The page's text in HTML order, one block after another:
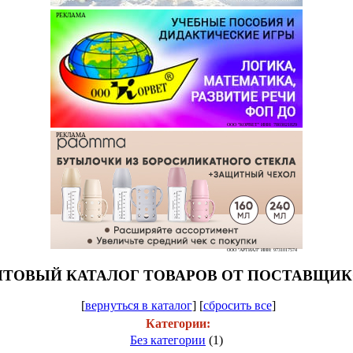
РЕКЛАМА
ООО "КОРВЕТ" ИНН: 7803021829
РЕКЛАМА
ООО "АРТИАЛ" ИНН: 9731017574
КАТАЛОГ ТОВАРОВ ОТ
[вернуться в каталог] [сбросить все]
Категории:
Без категории (1)